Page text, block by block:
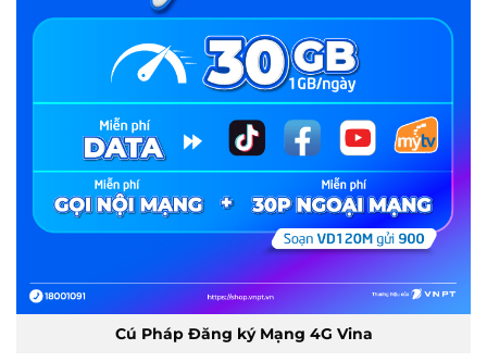
Cú Pháp Đăng ký Mạng 4G Vina